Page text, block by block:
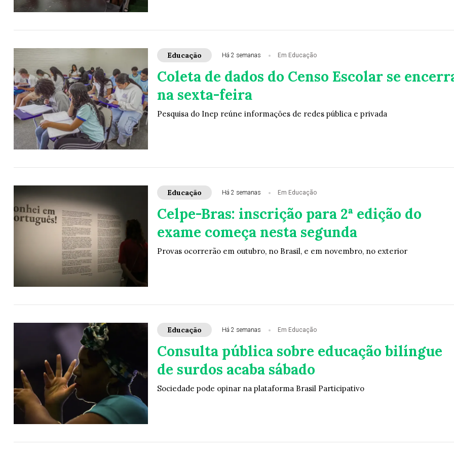
Educação Há 2 semanas Em Educação
Coleta de dados do Censo Escolar se
na sexta-feira
Pesquisa do Inep reúne informações de redes pública e privada
Educação Há 2 semanas Em Educação
Celpe-Bras: inscrição para 2ª edição do
exame começa nesta segunda
Provas ocorrerão em outubro, no Brasil, e em novembro, no exterior
Educação Há 2 semanas Em Educação
Consulta pública sobre educação bilíngue
de surdos acaba sábado
Sociedade pode opinar na plataforma Brasil Participativo